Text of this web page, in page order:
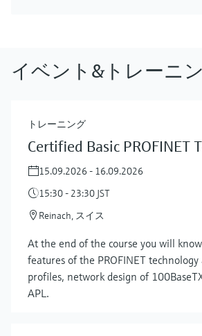
イベント&トレーニ
トレーニング
Certified Basic PROFINET
15.09.2026 - 16.09.2026
15:30 - 23:30 JST
Reinach, スイス
At the end of the course you will
features of the PROFINET
profiles, network design of
APL.